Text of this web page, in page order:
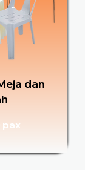
dan
pax